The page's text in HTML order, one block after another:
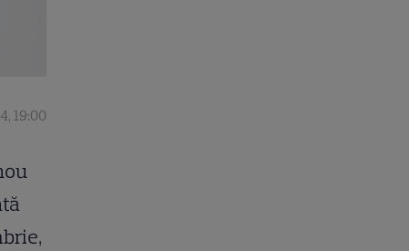
19:00